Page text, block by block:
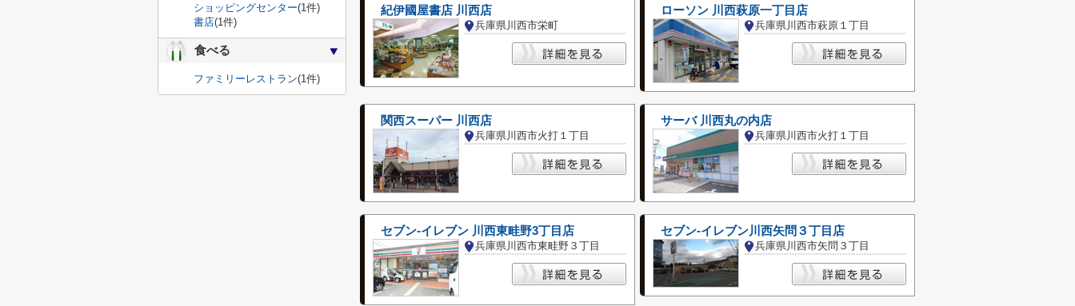
紀伊國屋書店 川西店
兵庫県川西市栄町
ローソン 川西萩原一丁目店
兵庫県川西市萩原１丁目
関西スーパー 川西店
兵庫県川西市火打１丁目
サーバ 川西丸の内店
兵庫県川西市火打１丁目
セブン‐イレブン 川西東畦野3丁目店
兵庫県川西市東畦野３丁目
セブン-イレブン川西矢問３丁目店
兵庫県川西市矢問３丁目
ショッピングセンター(1件)
書店(1件)
食べる
ファミリーレストラン(1件)